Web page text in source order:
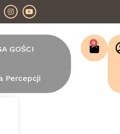
GOŚCI
Percepcji
0